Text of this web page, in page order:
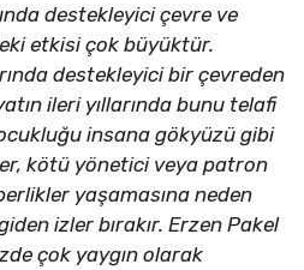
destekleyici çevre ve
etkisi çok büyüktür.
destekleyici bir çevreden
ileri yıllarında bunu telafi
insana gökyüzü gibi
kötü yönetici veya patron
yaşamasına neden
izler bırakır. Erzen Pakel
çok yaygın olarak